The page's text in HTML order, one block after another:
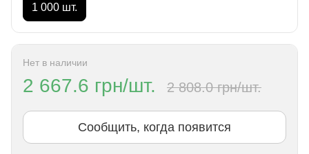
1 000 шт.
Нет в наличии
2 667.6 грн/шт. 2 808.0 грн/шт.
Сообщить, когда появится